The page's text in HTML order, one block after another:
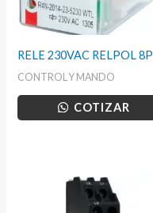
RELE 230VAC RELPOL 8P
CONTROL Y MANDO
COTIZAR